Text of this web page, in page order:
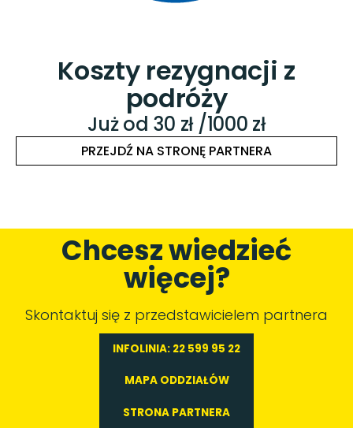
Ubezpieczenie
samochodu
OC już od 378 zł/rok
PRZEJDŹ NA STRONĘ PARTNERA
Chcesz wiedzieć
więcej?
Skontaktuj się z przedstawicielem partnera
INFOLINIA: 22 599 95 22
MAPA ODDZIAŁÓW
STRONA PARTNERA